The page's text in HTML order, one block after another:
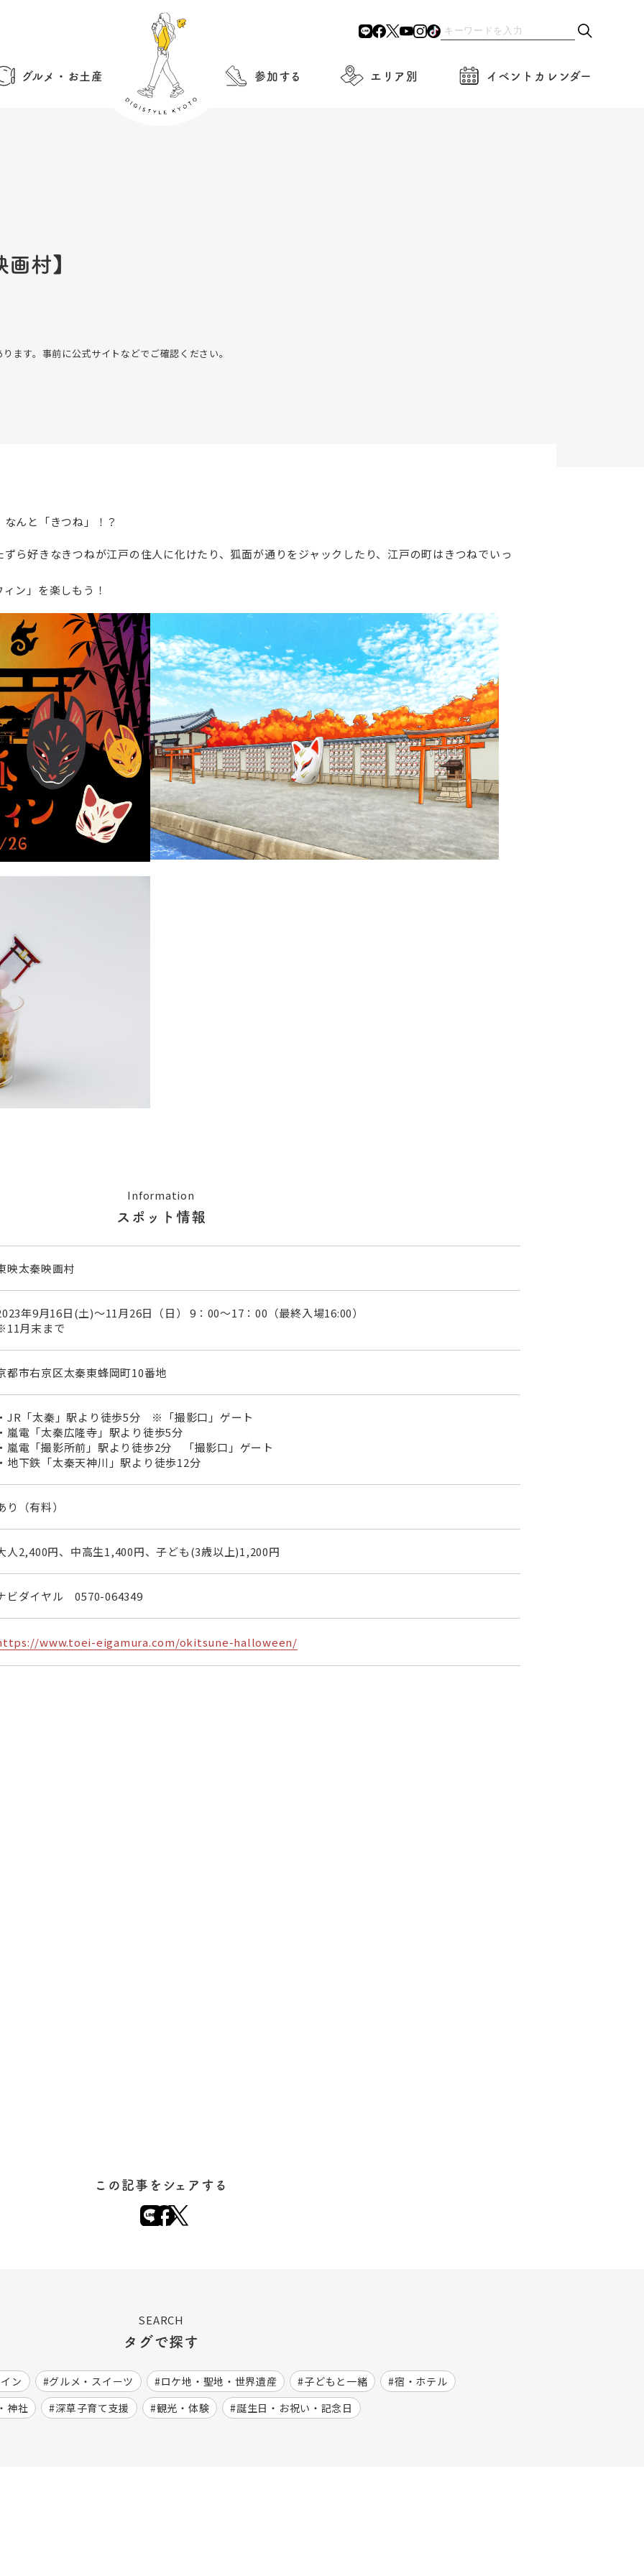
グルメ・お土産 参加する エリア別 イベントカレンダー
村】
ます。事前に公式サイトなどでご確認ください。
んと「きつね」！？
ら好きなきつねが江戸の住人に化けたり、狐面が通りをジャックしたり、江戸の町はきつねでいっ
ン」を楽しもう！
Information
スポット情報
映太秦映画村
年9月16日(土)～11月26日（日） 9：00～17：00（最終入場16:00）
月末まで
都市右京区太秦東蜂岡町10番地
JR「太秦」駅より徒歩5分 ※「撮影口」ゲート
嵐電「太秦広隆寺」駅より徒歩5分
嵐電「撮影所前」駅より徒歩2分 「撮影口」ゲート
地下鉄「太秦天神川」駅より徒歩12分
り（有料）
人2,400円、中高生1,400円、子ども(3歳以上)1,200円
ビダイヤル 0570-064349
www.toei-eigamura.com/okitsune-halloween/
この記事をシェアする
SEARCH
タグで探す
ン グルメ・スイーツ ロケ地・聖地・世界遺産 子どもと一緒
宿・ホテル
神社
深草子育て支援 観光・体験 誕生日・お祝い・記念日